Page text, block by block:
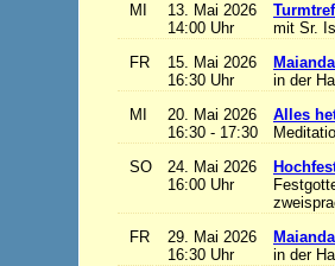
MI
13. Mai 2026
14:00 Uhr
mit Sr.
FR
15. Mai 2026
16:30 Uhr
in der
MI
20. Mai 2026
16:30 - 17:30
Alles
SO
24. Mai 2026
16:00 Uhr
FR
29. Mai 2026
16:30 Uhr
in der